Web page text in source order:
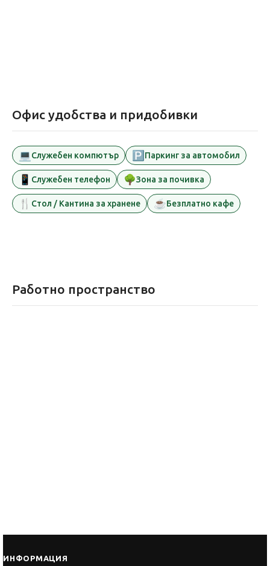
Офис удобства и придобивки
💻 Служебен компютър 🅿️ Паркинг за автомобил
📱 Служебен телефон 🌳Зона за почивка
🍴 Стол / Кантина за хранене ☕Безплатно кафе
Работно пространство
Събития